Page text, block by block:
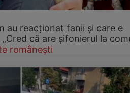
au reacționat fanii și care e
că are șifonierul la
românești